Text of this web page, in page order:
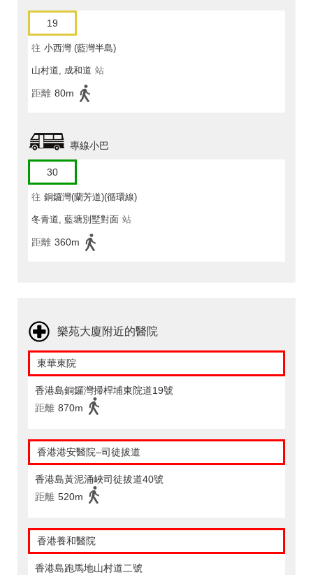
19
往 小西灣 (藍灣半島)
山村道, 成和道 站
距離 80m
專線小巴
30
往 銅鑼灣(蘭芳道)(循環線)
冬青道, 藍塘別墅對面 站
距離 360m
樂苑大廈附近的醫院
東華東院
香港島銅鑼灣掃桿埔東院道19號
距離 870m
香港港安醫院–司徒拔道
香港島黃泥涌峽司徒拔道40號
距離 520m
香港養和醫院
香港島跑馬地山村道二號